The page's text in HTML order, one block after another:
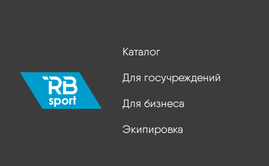
Каталог
Для госучреждений
Для бизнеса
Экипировка